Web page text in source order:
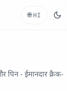
🌐 HI
पिन - ईमानदार क्रैक-